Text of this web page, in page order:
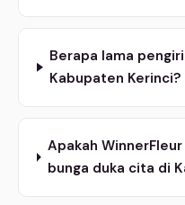
Berapa lama
Kabupaten Kerinci?
Apakah
bunga duka cita di